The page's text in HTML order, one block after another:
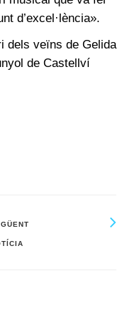
d’excel·lència».
dels veïns de Gelida
de Castellví